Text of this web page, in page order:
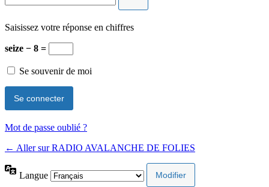
Saisissez votre réponse en chiffres
seize − 8 =
Se souvenir de moi
Mot de passe oublié ?
← Aller sur RADIO AVALANCHE DE FOLIES
Langue